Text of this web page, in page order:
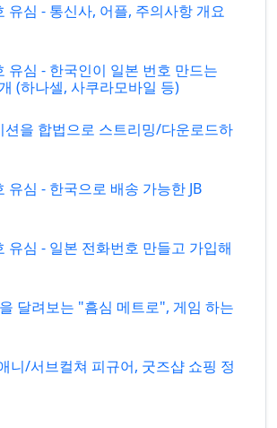
유심 - 통신사, 어플, 주의사항 개요
유심 - 한국인이 일본 번호 만드는
(하나셀, 사쿠라모바일 등)
션을 합법으로 스트리밍/다운로드하
유심 - 한국으로 배송 가능한 JB
유심 - 일본 전화번호 만들고 가입해
달려보는 "흠심 메트로", 게임 하는
니/서브컬쳐 피규어, 굿즈샵 쇼핑 정